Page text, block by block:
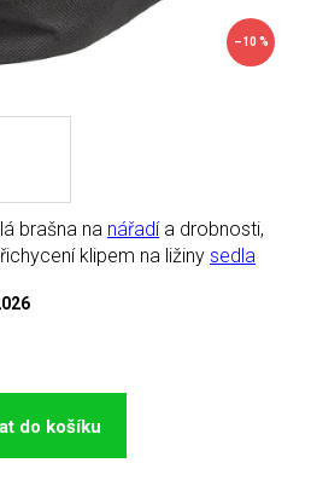
–10 %
do košíku
brašna na nářadía drobnosti,
klipem na ližiny sedla